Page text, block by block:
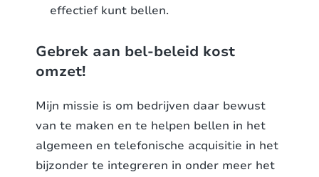
effectief kunt bellen.
Gebrek aan bel-beleid kost
omzet!
Mijn missie is om bedrijven daar bewust
van te maken en te helpen bellen in het
algemeen en telefonische acquisitie in het
bijzonder te integreren in onder meer het